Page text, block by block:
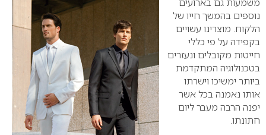
נוספים בהמשך חייו של
הלקוח. מוצרינו עשויים
בקפידה על פי כללי
חייטות מקובלים ונעזרים
בטכנולוגיה המתקדמת
ביותר ימשיכו וישרתו
אותו נאמנה בכל אשר
יפנה הרבה מעבר ליום
חתונתו.